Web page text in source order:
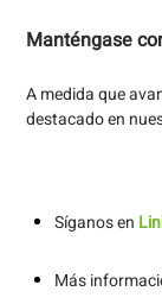
Manténgase
A medida que
destacado en
Síganos en
Más